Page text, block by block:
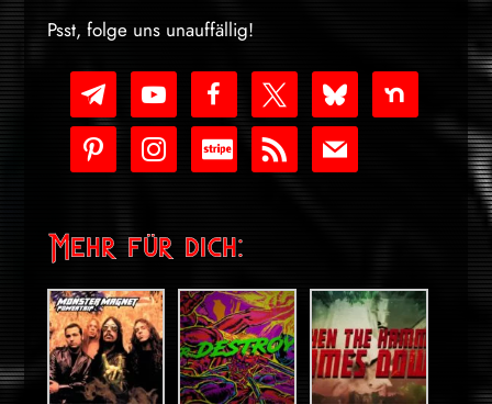
Psst, folge uns unauffällig!
telegram
youtube-
play
facebook bluesky nextdoor
pinterest instagramcc-
stripe
rss mail
Mehr für dich: